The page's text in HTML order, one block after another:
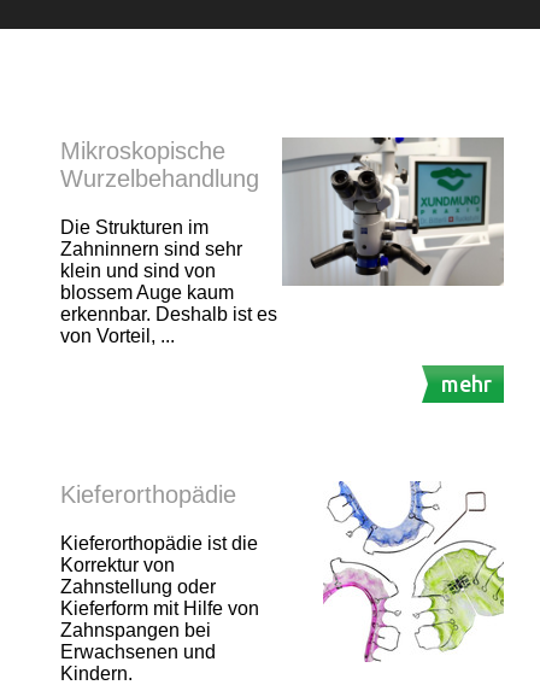
Mikroskopische
Wurzelbehandlung
Die Strukturen im
Zahninnern sind sehr
klein und sind von
blossem Auge kaum
erkennbar. Deshalb ist es
von Vorteil, ...
mehr
Kieferorthopädie
Kieferorthopädie ist die
Korrektur von
Zahnstellung oder
Kieferform mit Hilfe von
Zahnspangen bei
Erwachsenen und
Kindern.